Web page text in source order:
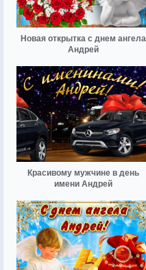
Новая открытка с днем ангела
Андрей
Красивому мужчине в день
имени Андрей